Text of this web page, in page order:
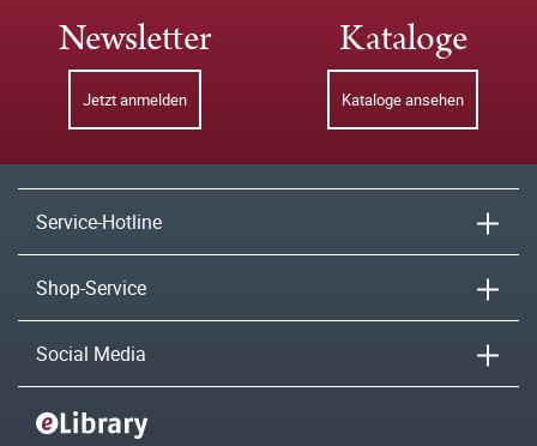
Newsletter
Jetzt anmelden
Kataloge
Kataloge ansehen
Service-Hotline
Shop-Service
Social Media